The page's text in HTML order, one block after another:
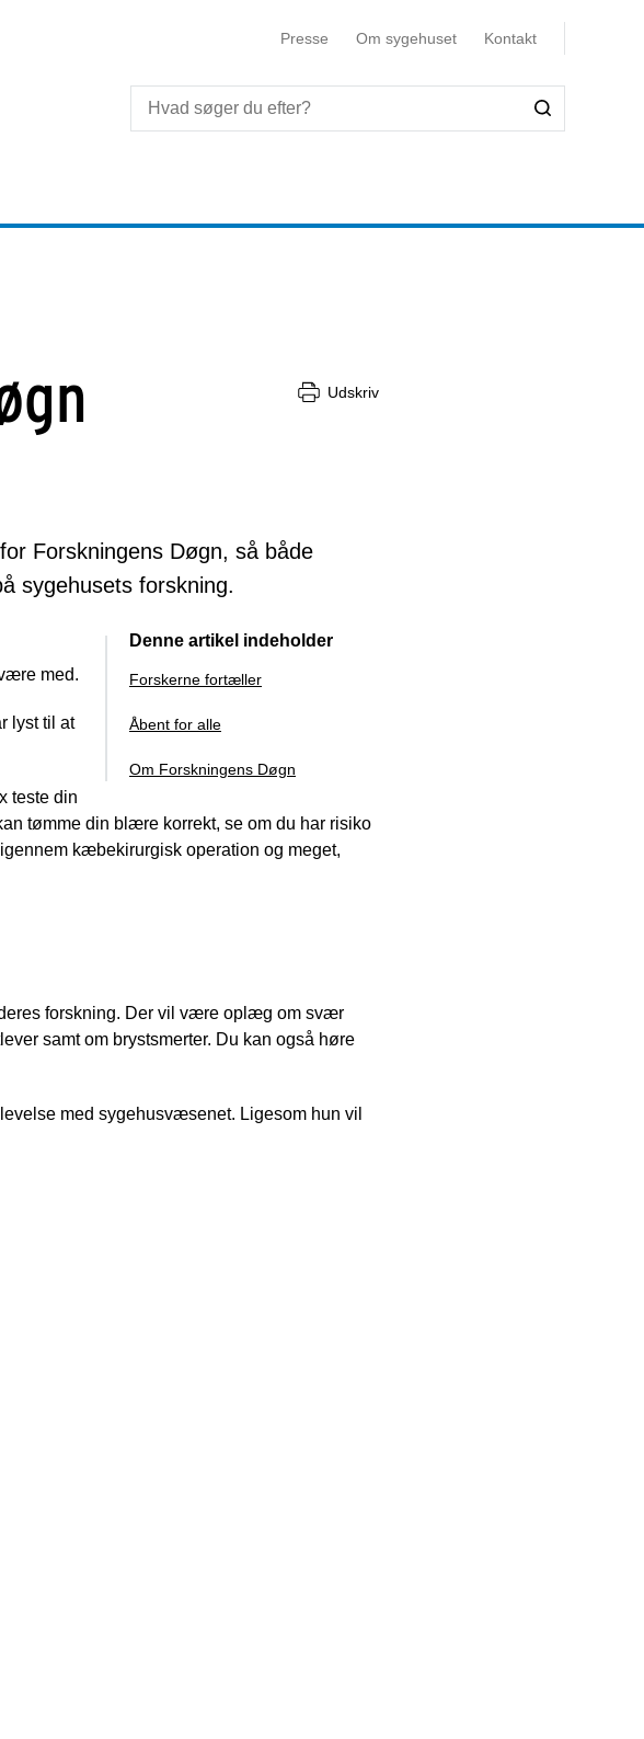
Presse Om sygehuset Kontakt
Udskriv
Forskningens Døgn, så både
sygehusets forskning.
Denne artikel indeholder
Forskerne fortæller
Åbent for alle
Om Forskningens Døgn
med.
lyst til at
teste din
tømme din blære korrekt, se om du har risiko
kæbekirurgisk operation og meget,
forskning. Der vil være oplæg om svær
samt om brystsmerter. Du kan også høre
med sygehusvæsenet. Ligesom hun vil